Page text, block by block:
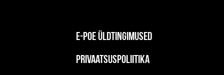
E-poe üldtingimused
Privaatsuspoliitika